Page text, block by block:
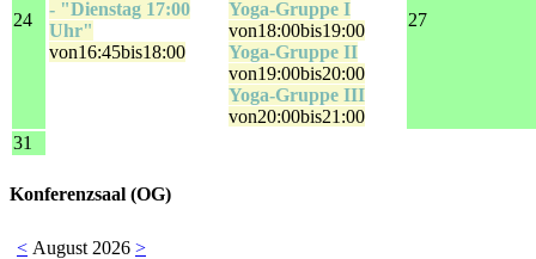
24
- "Dienstag 17:00
Uhr"
von16:45bis18:00
Yoga-Gruppe I
von18:00bis19:00
Yoga-Gruppe II
von19:00bis20:00
Yoga-Gruppe III
von20:00bis21:00
27
31
Konferenzsaal (OG)
< August 2026 >